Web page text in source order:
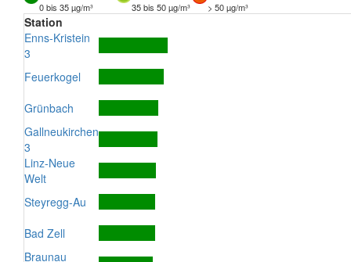
0 bis 35 µg/m³
35 bis 50 µg/m³ > 50 µg/m³
Station
Enns-Kristein
3
Feuerkogel
Grünbach
Gallneukirchen
3
Linz-Neue
Welt
Steyregg-Au
Bad Zell
Braunau